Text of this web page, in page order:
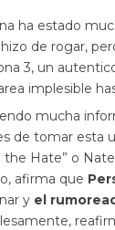
ha estado
de rogar,
3, un
implesible
mucha
de tomar esta
the Hate” o
afirma que
y el